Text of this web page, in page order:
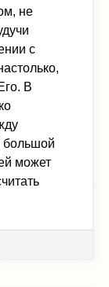
не
с
В
большой
может